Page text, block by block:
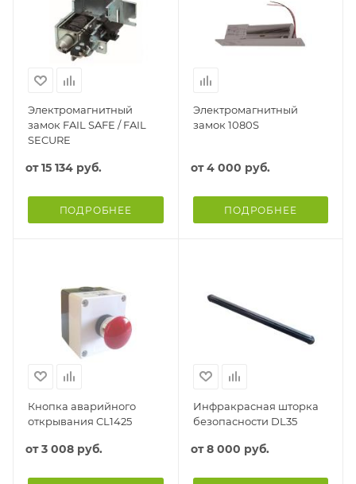
Электромагнитный
замок FAIL SAFE / FAIL
SECURE
от15 134 руб.
ПОДРОБНЕЕ
Электромагнитный
замок 1080S
от4 000 руб.
ПОДРОБНЕЕ
Кнопка аварийного
открывания CL1425
от3 008 руб.
Инфракрасная шторка
безопасности DL35
от8 000 руб.